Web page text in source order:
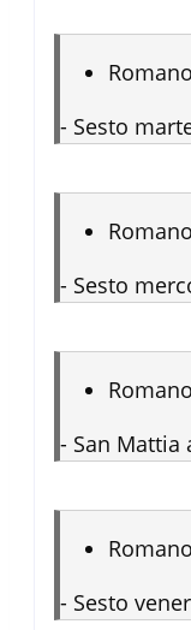
Romano
- Sesto
Romano
- Sesto
Romano
- San Mattia
Romano
- Sesto